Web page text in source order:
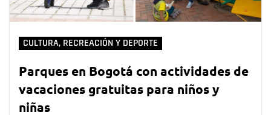
CULTURA, RECREACIÓN Y DEPORTE
Parques en Bogotá con actividades de
vacaciones gratuitas para niños y
niñas